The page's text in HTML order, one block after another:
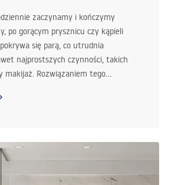
zaczynamy i kończymy
po gorącym prysznicu czy kąpieli
się parą, co utrudnia
najprostszych czynności, takich
makijaż. Rozwiązaniem tego
warto w nie zainwestować?